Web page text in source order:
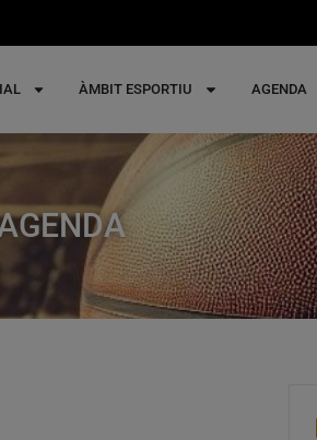
ÀMBIT ESPORTIU AGENDA